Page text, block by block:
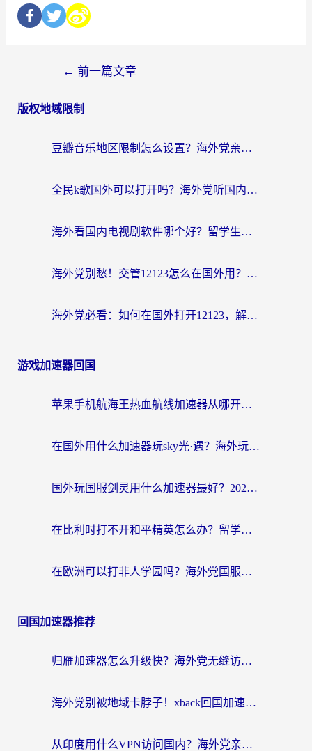
← 前一篇文章
版权地域限制
豆瓣音乐地区限制怎么设置？海外党亲测有效的回国加速方案来了
全民k歌国外可以打开吗？海外党听国内音乐听书的实用指南
海外看国内电视剧软件哪个好？留学生亲测有效的追剧加速方案
海外党别愁！交管12123怎么在国外用？一篇搞定回国资源访问难题
海外党必看：如何在国外打开12123，解决小程序登录难题
游戏加速器回国
苹果手机航海王热血航线加速器从哪开启？海外玩家国服畅玩全攻略
在国外用什么加速器玩sky光·遇？海外玩家国服畅玩终极指南（附魔兽世界狂暴传奇解决方案）
国外玩国服剑灵用什么加速器最好？2026海外玩家亲测指南（附魔兽世界怀旧服精灵之境加速技巧）
在比利时打不开和平精英怎么办？留学生亲测有效的国服游戏加速方案
在欧洲可以打非人学园吗？海外党国服游戏不卡顿的终极指南
回国加速器推荐
归雁加速器怎么升级快？海外党无缝访问国内资源的全攻略（附免费VPN推荐Dcard热门款）
海外党别被地域卡脖子！xback回国加速器选择全攻略，轻松刷剧玩国服
从印度用什么VPN访问国内？海外党亲测的无缝回国上网指南